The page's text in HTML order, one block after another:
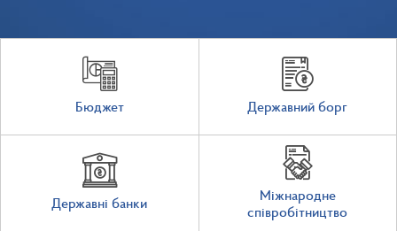
Бюджет Державний борг
Державні банки
Міжнародне
співробітництво